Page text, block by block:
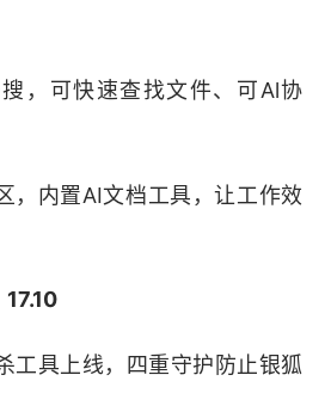
力护航，深入系统底层，彻
、更新缓存、聊天文件、下
空间
可快速查找文件、可Al协
内置AI文档工具，让工作效
具上线，四重守护防止银狐